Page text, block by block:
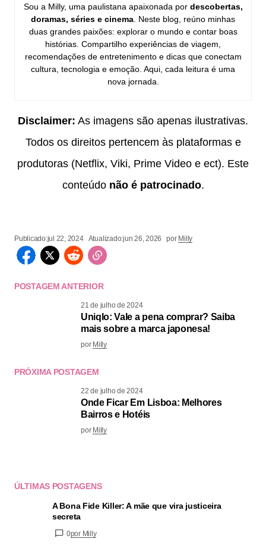
Sou a Milly, uma paulistana apaixonada por descobertas,
doramas, séries e cinema. Neste blog, reúno minhas
duas grandes paixões: explorar o mundo e contar boas
histórias. Compartilho experiências de viagem,
recomendações de entretenimento e dicas que conectam
cultura, tecnologia e emoção. Aqui, cada leitura é uma
nova jornada.
Disclaimer: As imagens são apenas ilustrativas.
Todos os direitos pertencem às plataformas e
produtoras (Netflix, Viki, Prime Video e ect). Este
conteúdo não é patrocinado.
Publicado:jul 22, 2024 Atualizado:jun 26, 2026 por Milly
POSTAGEM ANTERIOR
21 de julho de 2024
Uniqlo: Vale a pena comprar? Saiba
mais sobre a marca japonesa!
por Milly
PRÓXIMA POSTAGEM
22 de julho de 2024
Onde Ficar Em Lisboa: Melhores
Bairros e Hotéis
por Milly
ÚLTIMAS POSTAGENS
A Bona Fide Killer: A mãe que vira justiceira
secreta
0por Milly